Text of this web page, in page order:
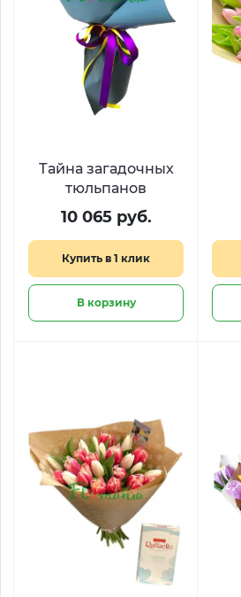
Тайна загадочных
тюльпанов
10 065 руб.
Купить в 1 клик
В корзину